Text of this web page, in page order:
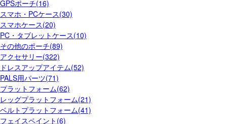
GPSポーチ(16)
スマホ・PCケース(30)
スマホケース(20)
PC・タブレットケース(10)
その他のポーチ(89)
アクセサリー(322)
ドレスアップアイテム(52)
PALS用パーツ(71)
プラットフォーム(62)
レッグプラットフォーム(21)
ベルトプラットフォーム(41)
フェイスペイント(6)